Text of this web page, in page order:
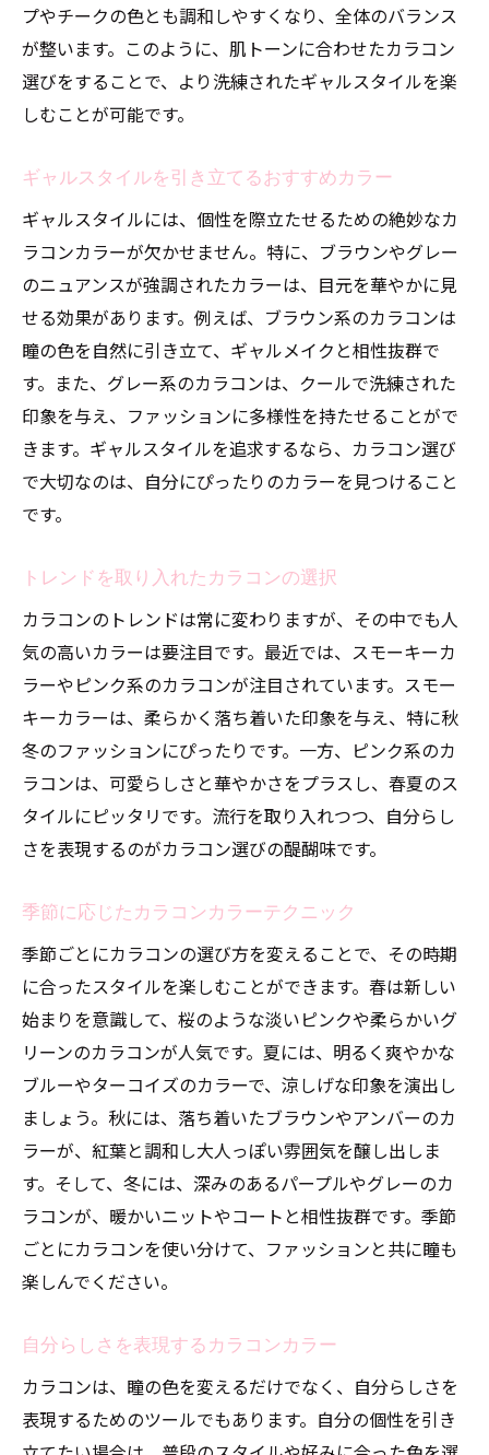
プやチークの色とも調和しやすくなり、全体のバランス
が整います。このように、肌トーンに合わせたカラコン
選びをすることで、より洗練されたギャルスタイルを楽
しむことが可能です。
ギャルスタイルを引き立てるおすすめカラー
ギャルスタイルには、個性を際立たせるための絶妙なカ
ラコンカラーが欠かせません。特に、ブラウンやグレー
のニュアンスが強調されたカラーは、目元を華やかに見
せる効果があります。例えば、ブラウン系のカラコンは
瞳の色を自然に引き立て、ギャルメイクと相性抜群で
す。また、グレー系のカラコンは、クールで洗練された
印象を与え、ファッションに多様性を持たせることがで
きます。ギャルスタイルを追求するなら、カラコン選び
で大切なのは、自分にぴったりのカラーを見つけること
です。
トレンドを取り入れたカラコンの選択
カラコンのトレンドは常に変わりますが、その中でも人
気の高いカラーは要注目です。最近では、スモーキーカ
ラーやピンク系のカラコンが注目されています。スモー
キーカラーは、柔らかく落ち着いた印象を与え、特に秋
冬のファッションにぴったりです。一方、ピンク系のカ
ラコンは、可愛らしさと華やかさをプラスし、春夏のス
タイルにピッタリです。流行を取り入れつつ、自分らし
さを表現するのがカラコン選びの醍醐味です。
季節に応じたカラコンカラーテクニック
季節ごとにカラコンの選び方を変えることで、その時期
に合ったスタイルを楽しむことができます。春は新しい
始まりを意識して、桜のような淡いピンクや柔らかいグ
リーンのカラコンが人気です。夏には、明るく爽やかな
ブルーやターコイズのカラーで、涼しげな印象を演出し
ましょう。秋には、落ち着いたブラウンやアンバーのカ
ラーが、紅葉と調和し大人っぽい雰囲気を醸し出しま
す。そして、冬には、深みのあるパープルやグレーのカ
ラコンが、暖かいニットやコートと相性抜群です。季節
ごとにカラコンを使い分けて、ファッションと共に瞳も
楽しんでください。
自分らしさを表現するカラコンカラー
カラコンは、瞳の色を変えるだけでなく、自分らしさを
表現するためのツールでもあります。自分の個性を引き